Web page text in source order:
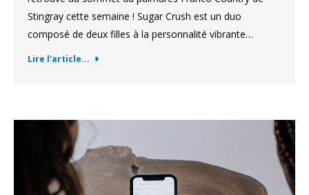
Stingray cette semaine ! Sugar Crush est un duo
composé de deux filles à la personnalité vibrante…
Lire l'article...